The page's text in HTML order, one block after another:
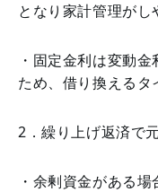
となり家計管理がし
・固定金利は変動
ため、借り換えるタ
2．繰り上げ返済で
・余剰資金がある